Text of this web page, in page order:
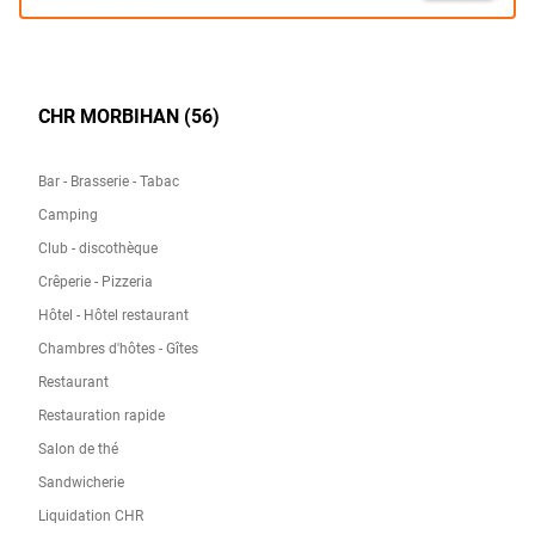
CHR MORBIHAN (56)
Bar - Brasserie - Tabac
Camping
Club - discothèque
Crêperie - Pizzeria
Hôtel - Hôtel restaurant
Chambres d'hôtes - Gîtes
Restaurant
Restauration rapide
Salon de thé
Sandwicherie
Liquidation CHR